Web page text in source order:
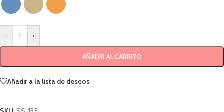
- +
AÑADIR AL CARRITO
Añadir a la lista de deseos